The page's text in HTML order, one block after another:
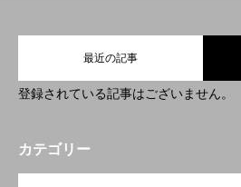
最近の記事
登録されている記事はございません。
カテゴリー